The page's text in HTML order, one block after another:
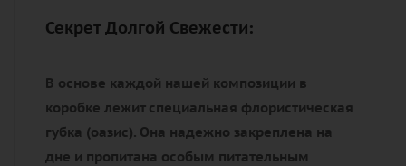
Секрет Долгой Свежести:
В основе каждой нашей композиции в
коробке лежит специальная флористическая
губка (оазис). Она надежно закреплена на
дне и пропитана особым питательным